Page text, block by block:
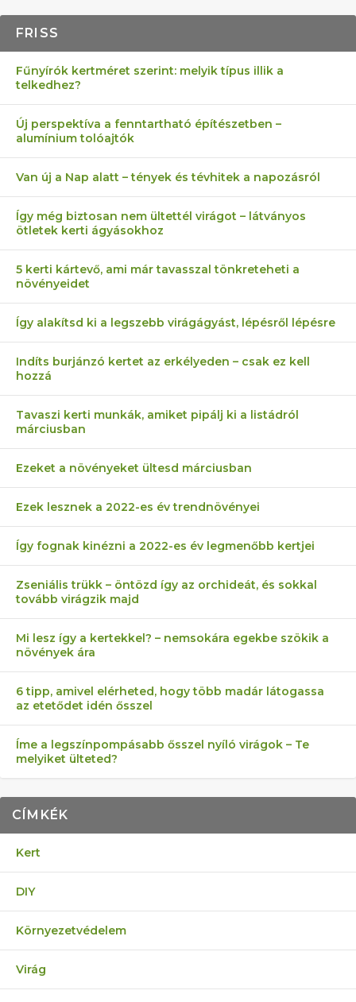
FRISS
Fűnyírók kertméret szerint: melyik típus illik a
telkedhez?
Új perspektíva a fenntartható építészetben –
alumínium tolóajtók
Van új a Nap alatt – tények és tévhitek a napozásról
Így még biztosan nem ültettél virágot – látványos
ötletek kerti ágyásokhoz
5 kerti kártevő, ami már tavasszal tönkreteheti a
növényeidet
Így alakítsd ki a legszebb virágágyást, lépésről lépésre
Indíts burjánzó kertet az erkélyeden – csak ez kell
hozzá
Tavaszi kerti munkák, amiket pipálj ki a listádról
márciusban
Ezeket a növényeket ültesd márciusban
Ezek lesznek a 2022-es év trendnövényei
Így fognak kinézni a 2022-es év legmenőbb kertjei
Zseniális trükk – öntözd így az orchideát, és sokkal
tovább virágzik majd
Mi lesz így a kertekkel? – nemsokára egekbe szökik a
növények ára
6 tipp, amivel elérheted, hogy több madár látogassa
az etetődet idén ősszel
Íme a legszínpompásabb ősszel nyíló virágok – Te
melyiket ülteted?
CÍMKÉK
Kert
DIY
Környezetvédelem
Virág